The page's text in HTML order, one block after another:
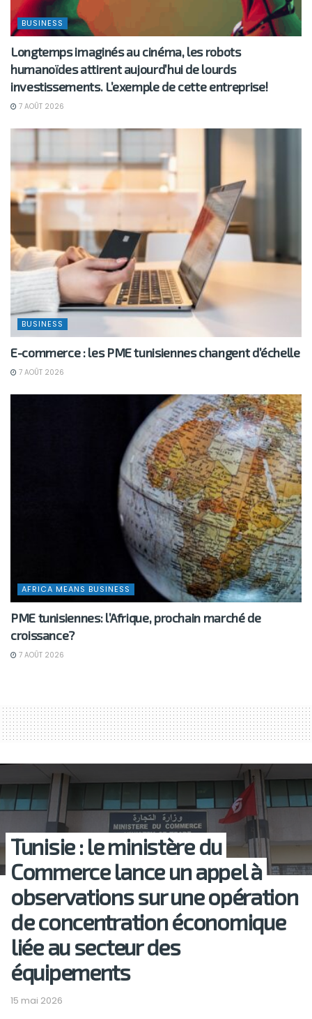
BUSINESS
Longtemps imaginés au cinéma, les robots
humanoïdes attirent aujourd’hui de lourds
investissements. L’exemple de cette entreprise!
7 AOÛT 2026
BUSINESS
E-commerce : les PME tunisiennes changent d’échelle
7 AOÛT 2026
AFRICA MEANS BUSINESS
PME tunisiennes: l’Afrique, prochain marché de
croissance?
7 AOÛT 2026
Tunisie : le ministère du
Commerce lance un appel à
observations sur une opération
de concentration économique
liée au secteur des
équipements
15 mai 2026